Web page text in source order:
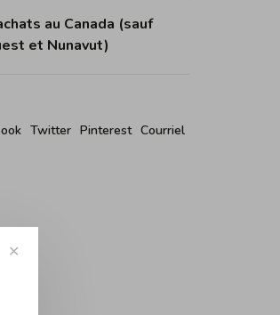
au Canada (sauf
et Nunavut)
Twitter Pinterest Courriel
✕